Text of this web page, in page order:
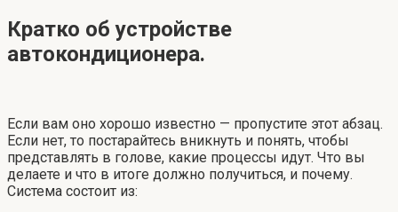
Кратко об устройстве
автокондиционера.
Если вам оно хорошо известно — пропустите этот абзац.
Если нет, то постарайтесь вникнуть и понять, чтобы
представлять в голове, какие процессы идут. Что вы
делаете и что в итоге должно получиться, и почему.
Система состоит из: